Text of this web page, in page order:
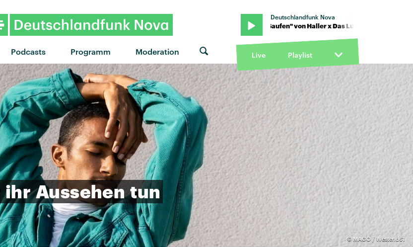
Podcasts Programm Moderation
Deutschlandfunk Nova
"Saufen" von Haller x Das Lumpenpack · "Saufen" von Haller x Das Lumpenpack · "Saufen" von
Live Playlist
© MAGO / Westend61
ihr Aussehen tun